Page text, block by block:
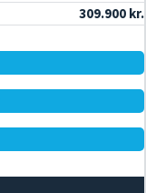
309.900 kr.